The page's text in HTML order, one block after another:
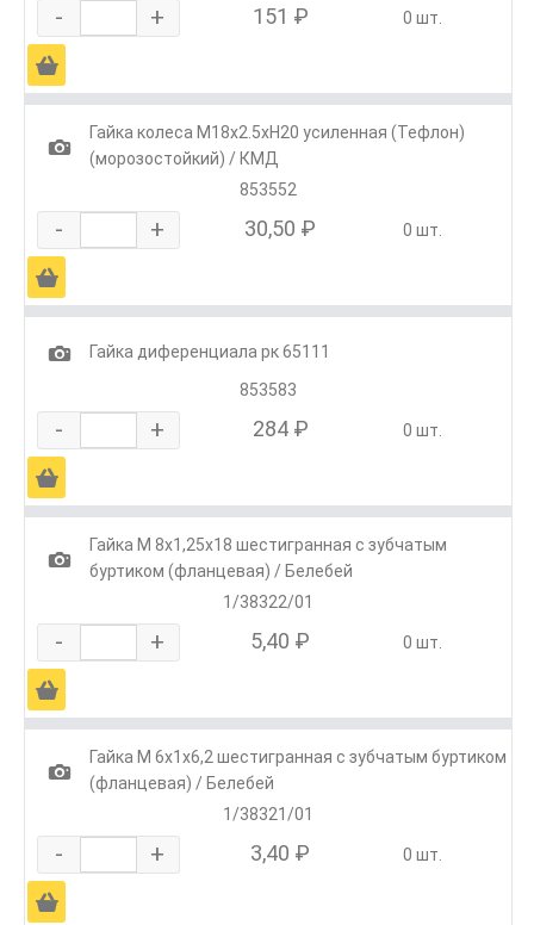
- + 151 ₽ 0 шт.
Ä
1
Гайка колеса М18х2.5хH20 усиленная (Тефлон)
(морозостойкий) / КМД
853552
- + 30,50 ₽ 0 шт.
Ä
1
Гайка диференциала рк 65111
853583
- + 284 ₽ 0 шт.
Ä
1
Гайка М 8х1,25х18 шестигранная с зубчатым
буртиком (фланцевая) / Белебей
1/38322/01
- + 5,40 ₽ 0 шт.
Ä
1
Гайка М 6х1х6,2 шестигранная с зубчатым буртиком
(фланцевая) / Белебей
1/38321/01
- + 3,40 ₽ 0 шт.
Ä